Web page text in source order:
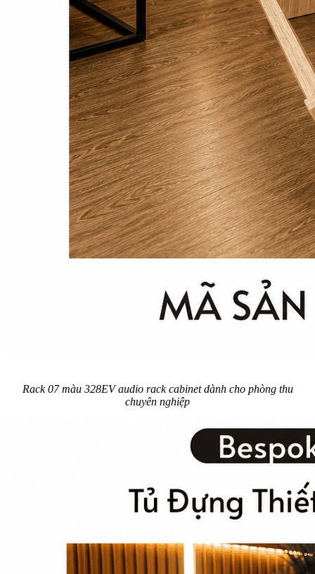
Rack 07 màu 328EV audio rack cabinet dành cho phòng thu
chuyên nghiệp